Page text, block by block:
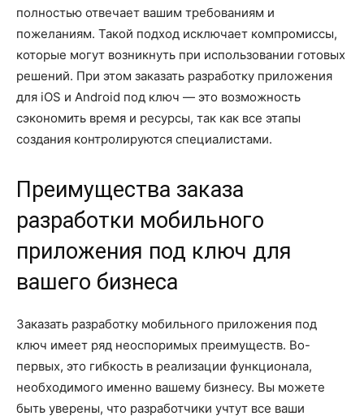
полностью отвечает вашим требованиям и
пожеланиям. Такой подход исключает компромиссы,
которые могут возникнуть при использовании готовых
решений. При этом заказать разработку приложения
для iOS и Android под ключ — это возможность
сэкономить время и ресурсы, так как все этапы
создания контролируются специалистами.
Преимущества заказа
разработки мобильного
приложения под ключ для
вашего бизнеса
Заказать разработку мобильного приложения под
ключ имеет ряд неоспоримых преимуществ. Во-
первых, это гибкость в реализации функционала,
необходимого именно вашему бизнесу. Вы можете
быть уверены, что разработчики учтут все ваши